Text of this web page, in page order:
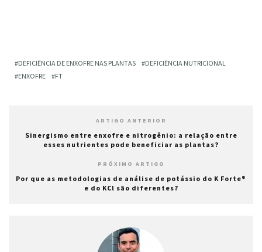
DEFICIÊNCIA DE ENXOFRE NAS PLANTAS
DEFICIÊNCIA NUTRICIONAL
ENXOFRE
FT
ARTIGO ANTERIOR
Sinergismo entre enxofre e nitrogênio: a relação entre
esses nutrientes pode beneficiar as plantas?
PRÓXIMO ARTIGO
Por que as metodologias de análise de potássio do K Forte®
e do KCl são diferentes?